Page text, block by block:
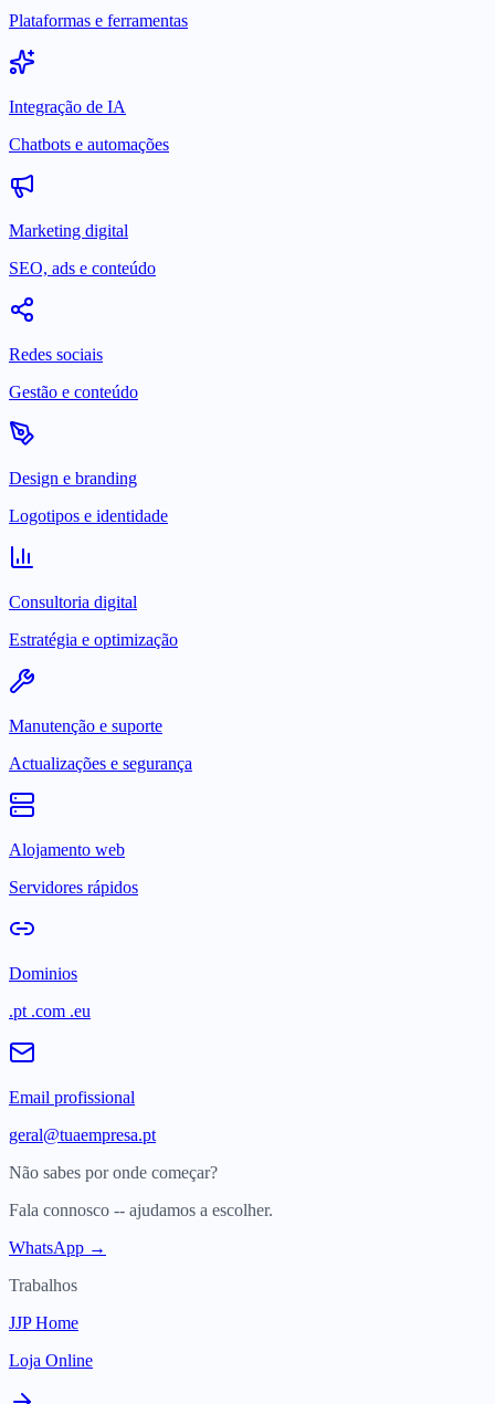
Plataformas e ferramentas
Integração de IA
Chatbots e automações
Marketing digital
SEO, ads e conteúdo
Redes sociais
Gestão e conteúdo
Design e branding
Logotipos e identidade
Consultoria digital
Estratégia e optimização
Manutenção e suporte
Actualizações e segurança
Alojamento web
Servidores rápidos
Dominios
.pt .com .eu
Email profissional
geral@tuaempresa.pt
Não sabes por onde começar?
Fala connosco -- ajudamos a escolher.
WhatsApp →
Trabalhos
JJP Home
Loja Online